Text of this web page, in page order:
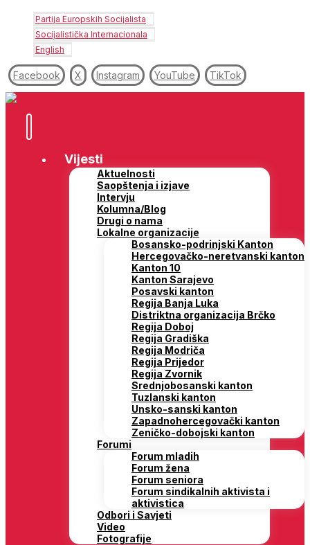
Partija Europskih Socijalista
Socijalistička Internacionala
English
Facebook X Instagram YouTube TikTok
Vijesti
Aktuelnosti
Saopštenja i izjave
Intervju
Kolumna/Blog
Drugi o nama
Lokalne organizacije
Bosansko-podrinjski Kanton
Hercegovačko-neretvanski kanton
Kanton 10
Kanton Sarajevo
Posavski kanton
Regija Banja Luka
Distriktna organizacija Brčko
Regija Doboj
Regija Gradiška
Regija Modriča
Regija Prijedor
Regija Zvornik
Srednjobosanski kanton
Tuzlanski kanton
Unsko-sanski kanton
Zapadnohercegovački kanton
Zeničko-dobojski kanton
Forumi
Forum mladih
Forum žena
Forum seniora
Forum sindikalnih aktivista i
aktivistica
Odbori i Savjeti
Video
Fotografije